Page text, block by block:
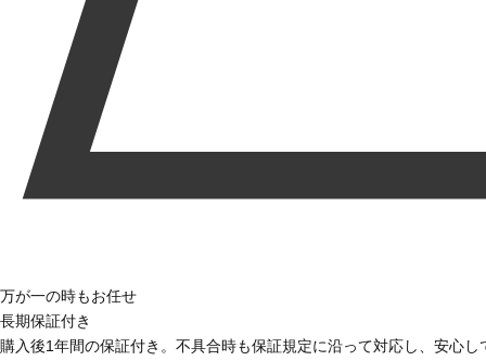
万が一の時もお任せ
長期保証付き
購入後1年間の保証付き。不具合時も保証規定に沿って対応し、安心